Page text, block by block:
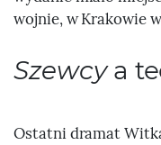
wojnie, w Krakowie
Szewcya
Ostatni dramat